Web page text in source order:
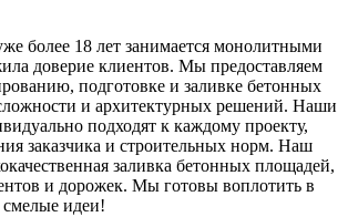
более 18 лет занимается монолитными
доверие клиентов. Мы предоставляем
подготовке и заливке бетонных
и архитектурных решений. Наши
подходят к каждому проекту,
заказчика и строительных норм. Наш
заливка бетонных площадей,
и дорожек. Мы готовы воплотить в
идеи!